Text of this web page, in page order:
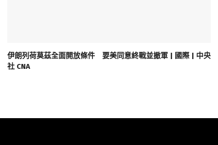
伊朗列荷莫茲全面開放條件 要美同意終戰並撤軍 | 國際 | 中央
社 CNA